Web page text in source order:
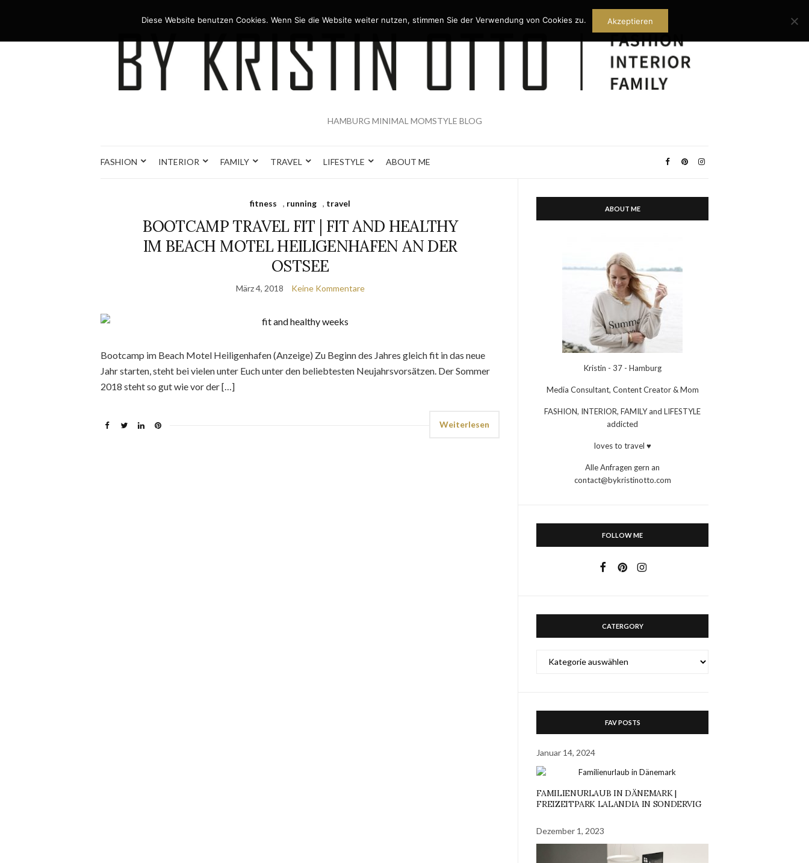
HAMBURG MINIMAL MOMSTYLE BLOG
FASHION INTERIOR FAMILY TRAVEL LIFESTYLE ABOUT ME
fitness , running , travel
BOOTCAMP TRAVEL FIT | FIT AND HEALTHY
IM BEACH MOTEL HEILIGENHAFEN AN DER
OSTSEE
März 4, 2018 Keine Kommentare
Bootcamp im Beach Motel Heiligenhafen (Anzeige) Zu Beginn des Jahres gleich fit in das neue
Jahr starten, steht bei vielen unter Euch unter den beliebtesten Neujahrsvorsätzen. Der Sommer
2018 steht so gut wie vor der […]
Weiterlesen
ABOUT ME
Kristin - 37 - Hamburg
Media Consultant, Content Creator & Mom
FASHION, INTERIOR, FAMILY and LIFESTYLE
addicted
loves to travel ♥
Alle Anfragen gern an
contact@bykristinotto.com
FOLLOW ME
CATERGORY
FAV POSTS
Januar 14, 2024
FAMILIENURLAUB IN DÄNEMARK |
FREIZEITPARK LALANDIA IN SONDERVIG
Dezember 1, 2023
Diese Website benutzen Cookies. Wenn Sie die Website weiter nutzen, stimmen Sie der Verwendung von Cookies zu. Akzeptieren